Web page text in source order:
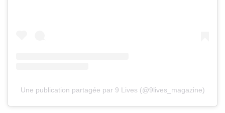
Une publication partagée par 9 Lives (@9lives_magazine)